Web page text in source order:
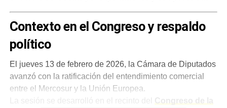
Contexto en el Congreso y respaldo
político
El jueves 13 de febrero de 2026, la Cámara de Diputados
avanzó con la ratificación del entendimiento comercial
entre el Mercosur y la Unión Europea.